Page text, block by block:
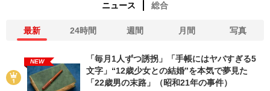
ニュース 総合
最新 24時間 週間 月間 写真
NEW
「毎月1人ずつ誘拐」「手帳にはヤバすぎる5
文字」“12歳少女との結婚”を本気で夢見た
「22歳男の末路」（昭和21年の事件）